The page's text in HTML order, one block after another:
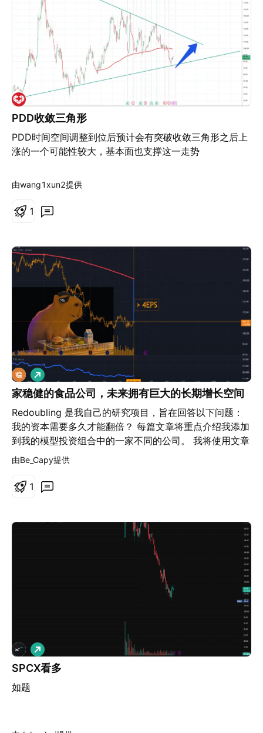
期。本文不构成投资建议。请自行开展研究。
削减年度维护费用。新的专利申请则集中于混合云、半导
体、AI和量子系统。该公司在全球拥有超过6000个AI专利
族，其高引用率构建了坚固的竞争壁垒。硬件方面也遵循
着同样的逻辑：Power S1112服务器提供了三倍于基准的
性能，效率提升了69%。IBM Autonomous Operations
解决运营问题的速度提升了15倍。而与Red Hat及
Deloitte合作构建的Project Lightwell项目，则无需强制
执行完整的升级周期即可对旧版本进行安全补丁回港支
持。 量子计算承载着最大的野心。IBM放弃了单纯追求物
理量子比特数量的竞赛，转而注重电路保真度。拥有120
个量子比特的Nighthawk处理器采用了218个可调耦合
器，可支持复杂程度提高30%的电路。对HRL
行的硅自旋量子比特，大幅降低了极低温冷却开销。技术
Starling，并在2030年代中期推出Blue Jay。与
岭国家实验室和克利夫兰诊所利用量子硬件计算出了
FLiBe熔盐的九种分子构型。该熔盐用于在核聚变反应堆
内部育成氚燃料，而传统计算方法在测量其结合能时存在
10%的误差。混合量子超级计算彻底消除了这一误差。如
今，华盛顿已将先进计算视为国家主权资产。IBM则以
Anderon量子晶圆代工厂以及收购国防咨询公司SiXworks
作为回应。温和的营收增长曲线背后，隐藏着一家围绕利
润率、竞争壁垒和国家战略优先级重塑自身的企业。
PDD收敛三角形
PDD时间空间调整到位后预计会有突破收敛三角形之后上
涨的一个可能性较大，基本面也支撑这一走势
由wang1xun2提供
1
家稳健的食品公司，未来拥有巨大的长期增长空间
Redoubling 是我自己的研究项目，旨在回答以下问题：
我的资本需要多久才能翻倍？ 每篇文章将重点介绍我添加
到我的模型投资组合中的一家不同的公司。 我将使用文章
发布当天最后一个日线收盘价作为交易价格。 我将根据基
本面分析做出所有决定。 此外，我不会在计算中使用杠
杆，但我会将我的资本减少佣金（每笔交易 0.1%）和税
收（20% 的资本利得税和 25% 的股息税）。 要了解公司
仅将这些内容用于教育目的。 需要说明的是，这并非投资
建议。 公司概况 1. 主要业务领域 马泽蒂公司是一家美国
特色食品制造商，通过两个可报告部门开展业务：零售和
餐饮服务。 零售业务占 2025 财年销售额的 53%，向超
市、大型零售商和仓储式会员店供应常温保存和冷藏的调
味品、酱汁、蘸酱、面包丁、冷冻蒜蓉面包和餐包。 食品
服务业务占 47%，主要为全国连锁餐厅和食品服务分销商
开发和生产定制配方的酱汁、调味品、冷冻面包、卷饼和
意大利面。 2025财年合并净销售额约为19.1亿美元，其
中零售业务10亿美元，餐饮服务业务9.057亿美元。 2. 商
业模式 Marzetti 结合了 B2C 品牌包装食品销售、授权品
牌制造和营销以及 B2B 餐饮服务生产。 在零售方面，该
公司通过销售自有品牌产品、根据独家餐厅品牌授权生产
做
多
由Be_Capy提供
1
SPCX看多
如题
做
多